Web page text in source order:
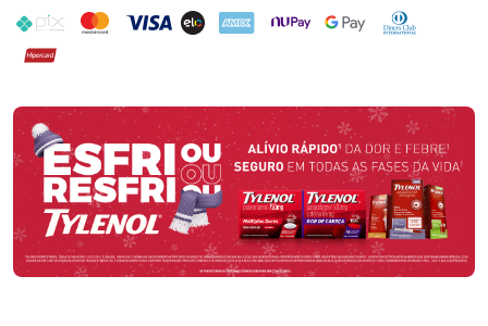
PIX MasterCard
VISA ELO AMEX NuPay Google PayDiners Club
Hipercard
Promoção em Destaque